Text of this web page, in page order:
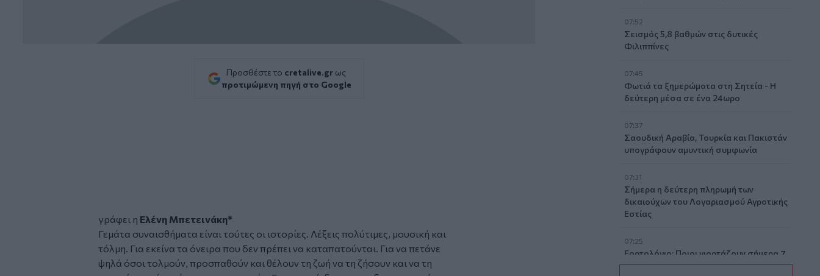
Προσθέστε το cretalive.gr ως
προτιμώμενη πηγή στο Google
γράφει η Ελένη Μπετεινάκη*
Γεμάτα συναισθήματα είναι τούτες οι ιστορίες. Λέξεις πολύτιμες, μουσική και
τόλμη. Για εκείνα τα όνειρα που δεν πρέπει να καταπατούνται. Για να πετάνε
ψηλά όσοι τολμούν, προσπαθούν και θέλουν τη ζωή να τη ζήσουν και να τη
07:52
Σεισμός 5,8 βαθμών στις δυτικές
Φιλιππίνες
07:45
Φωτιά τα ξημερώματα στη Σητεία - Η
δεύτερη μέσα σε ένα 24ωρο
07:37
Σαουδική Αραβία, Τουρκία και Πακιστάν
υπογράφουν αμυντική συμφωνία
07:31
Σήμερα η δεύτερη πληρωμή των
δικαιούχων του Λογαριασμού Αγροτικής
Εστίας
07:25
Εορτολόγιο: Ποιοι γιορτάζουν σήμερα 7
Αυγούστου